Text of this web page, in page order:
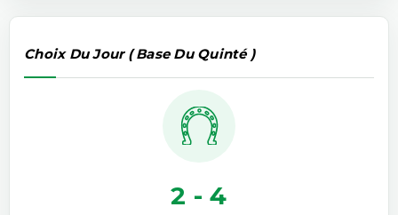
Choix Du Jour ( Base Du Quinté )
2 - 4